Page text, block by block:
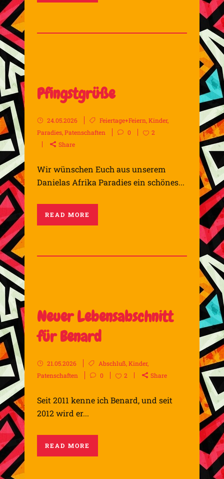
Pfingstgrüße
24.05.2026 Feiertage+Feiern,Kinder,
Paradies,Patenschaften 0
2
Share
Wir wünschen Euch aus unserem
Danielas Afrika Paradies ein schönes...
READ MORE
Neuer Lebensabschnitt
für Benard
21.05.2026 Abschluß,Kinder,
Patenschaften
0 2 Share
Seit 2011 kenne ich Benard, und seit
2012 wird er...
READ MORE